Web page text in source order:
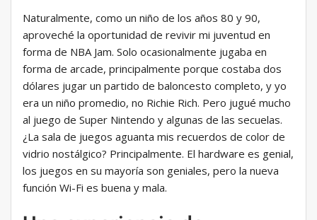
Naturalmente, como un niño de los años 80 y 90,
aproveché la oportunidad de revivir mi juventud en
forma de NBA Jam. Solo ocasionalmente jugaba en
forma de arcade, principalmente porque costaba dos
dólares jugar un partido de baloncesto completo, y yo
era un niño promedio, no Richie Rich. Pero jugué mucho
al juego de Super Nintendo y algunas de las secuelas.
¿La sala de juegos aguanta mis recuerdos de color de
vidrio nostálgico? Principalmente. El hardware es genial,
los juegos en su mayoría son geniales, pero la nueva
función Wi-Fi es buena y mala.